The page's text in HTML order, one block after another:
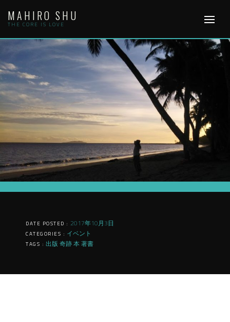
content
MAHIRO SHU
THE CORE IS LOVE
DATE POSTED : 2017年10月3日
CATEGORIES : イベント
TAGS : 出版奇跡本著書